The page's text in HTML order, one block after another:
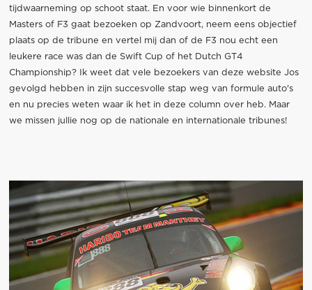
tijdwaarneming op schoot staat. En voor wie binnenkort de
Masters of F3 gaat bezoeken op Zandvoort, neem eens objectief
plaats op de tribune en vertel mij dan of de F3 nou echt een
leukere race was dan de Swift Cup of het Dutch GT4
Championship? Ik weet dat vele bezoekers van deze website Jos
gevolgd hebben in zijn succesvolle stap weg van formule auto's
en nu precies weten waar ik het in deze column over heb. Maar
we missen jullie nog op de nationale en internationale tribunes!